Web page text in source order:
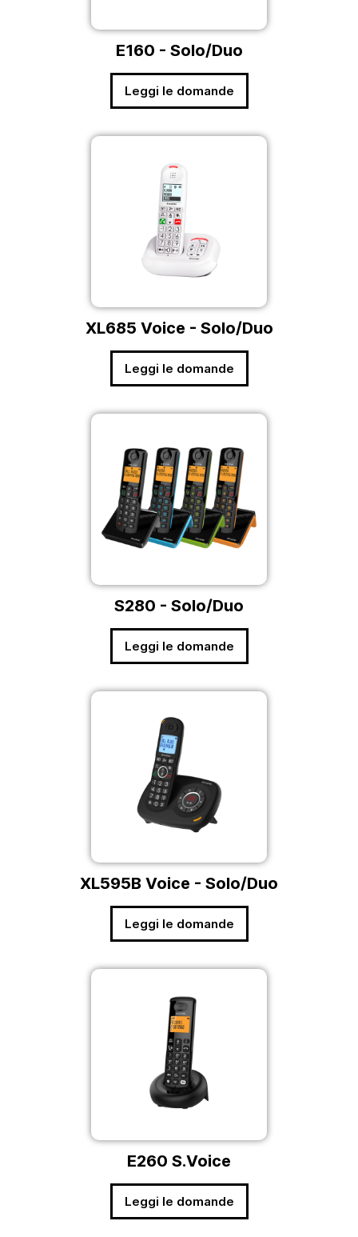
E160 - Solo/Duo
Leggi le domande
XL685 Voice - Solo/Duo
Leggi le domande
S280 - Solo/Duo
Leggi le domande
XL595B Voice - Solo/Duo
Leggi le domande
E260 S.Voice
Leggi le domande